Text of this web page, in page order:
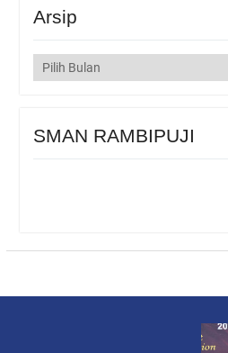
Arsip
Arsip
SMAN RAMBIPUJI